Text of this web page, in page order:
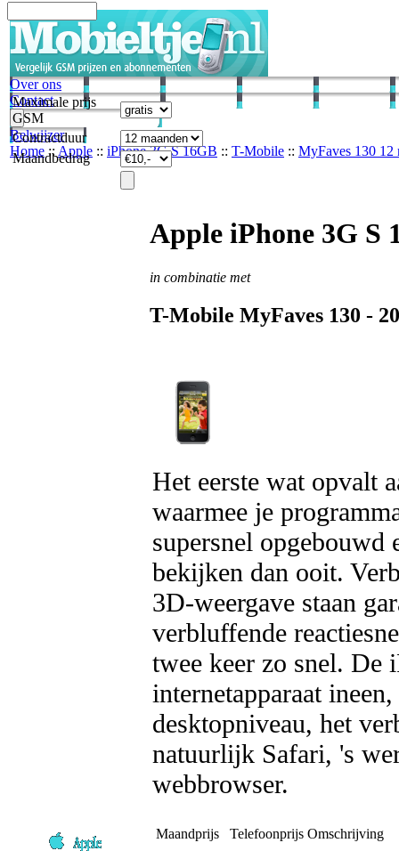
Over ons
Contact
Belwijzer
Home :: Apple :: iPhone 3G S 16GB :: T-Mobile :: MyFaves 130 12
Maximale prijs
GSM
Contractduur
Maandbedrag
Apple iPhone 3G S
in combinatie met
T-Mobile MyFaves 130 -
Het eerste wat opvalt
waarmee je
supersnel
bekijken dan ooit.
3D-weergave staan
verbluffende
twee keer zo snel. De
internetapparaat
desktopniveau, het
natuurlijk Safari, 's
webbrowser.
Maandprijs Telefoonprijs Omschrijving